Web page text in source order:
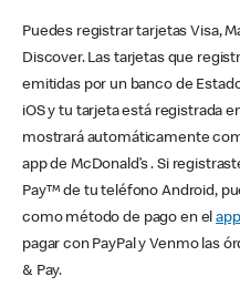
Puedes registrar tarjetas Visa,
Discover. Las tarjetas que
emitidas por un banco de
iOS y tu tarjeta está registrada
mostrará automáticamente
app de McDonald’s . Si
Pay™ de tu teléfono Android,
como método de pago en el
pagar con PayPal y Venmo las
& Pay.